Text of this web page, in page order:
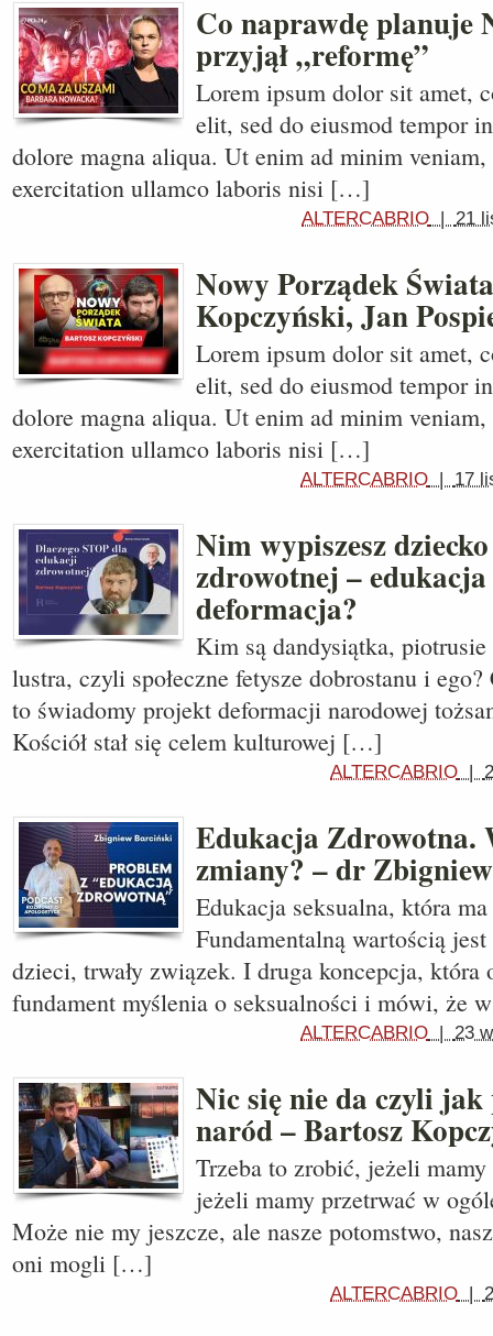
Co naprawdę planuje
przyjął „reformę”
Lorem ipsum dolor sit amet,
elit, sed do eiusmod tempor
dolore magna aliqua. Ut enim ad minim
exercitation ullamco laboris nisi […]
ALTERCABRIO | 21
Nowy Porządek
Kopczyński, Jan
Lorem ipsum dolor sit amet,
elit, sed do eiusmod tempor
dolore magna aliqua. Ut enim ad minim
exercitation ullamco laboris nisi […]
ALTERCABRIO | 17
Nim wypiszesz
zdrowotnej –
deformacja?
Kim są dandysiątka,
lustra, czyli społeczne fetysze dobrostanu i
to świadomy projekt deformacji narodowej
Kościół stał się celem kulturowej […]
ALTERCABRIO |
Edukacja Zdrowotna.
zmiany? – dr
Edukacja seksualna, która
Fundamentalną wartością
dzieci, trwały związek. I druga koncepcja, która
fundament myślenia o seksualności i mówi, że
ALTERCABRIO | 23
Nic się nie da czyli
naród – Bartosz
Trzeba to zrobić, jeżeli
jeżeli mamy przetrwać w
Może nie my jeszcze, ale nasze potomstwo,
oni mogli […]
ALTERCABRIO |